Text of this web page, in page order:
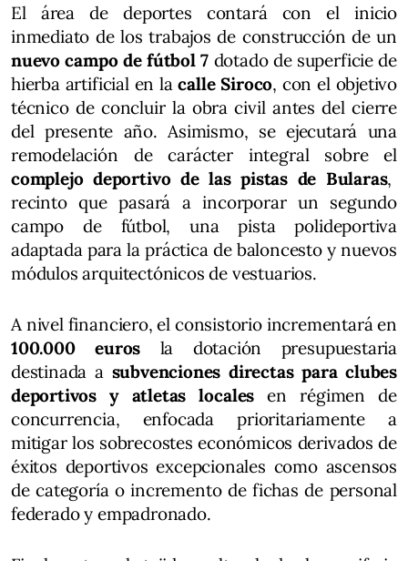
El área de deportes contará con el inicio
inmediato de los trabajos de construcción de un
nuevo campo de fútbol 7 dotado de superficie de
hierba artificial en lacalle Siroco, con el objetivo
técnico de concluir la obra civil antes del cierre
del presente año. Asimismo, se ejecutará una
remodelación de carácter integral sobre el
complejo deportivo de las pistas de Bularas,
recinto que pasará a incorporar un segundo
campo de fútbol, una pista polideportiva
adaptada para la práctica de baloncesto y nuevos
módulos arquitectónicos de vestuarios.
A nivel financiero, el consistorio incrementará en
100.000 euros la dotación presupuestaria
destinada a subvenciones directas para clubes
deportivos y atletas locales en régimen de
concurrencia, enfocada prioritariamente a
mitigar los sobrecostes económicos derivados de
éxitos deportivos excepcionales como ascensos
de categoría o incremento de fichas de personal
federado y empadronado.